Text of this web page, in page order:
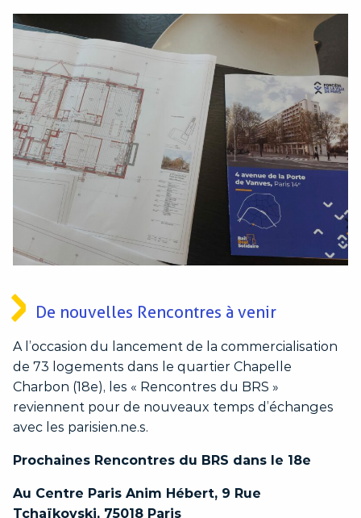
De nouvelles Rencontres à venir
A l’occasion du lancement de la commercialisation
de 73 logements dans le quartier Chapelle
Charbon (18e), les « Rencontres du BRS »
reviennent pour de nouveaux temps d’échanges
avec les parisien.ne.s.
Prochaines Rencontres du BRS dans le 18e
Au Centre Paris Anim Hébert, 9 Rue
Tchaïkovski, 75018 Paris